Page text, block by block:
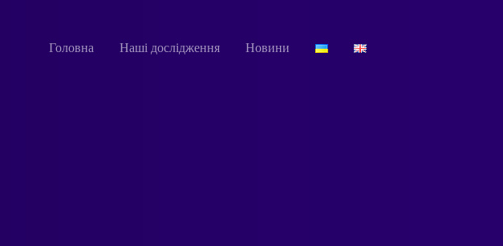
Головна
Наші дослідження Новини